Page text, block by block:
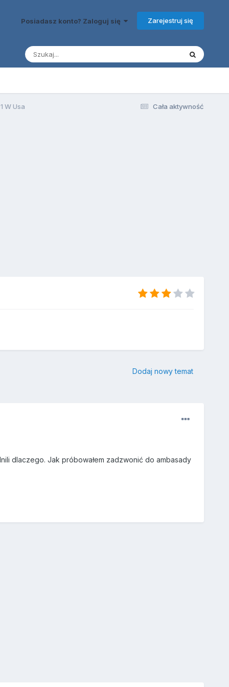
Posiadasz konto? Zaloguj się Zarejestruj się
Cała aktywność
W Usa
Dodaj nowy temat
dlaczego. Jak próbowałem zadzwonić do ambasady